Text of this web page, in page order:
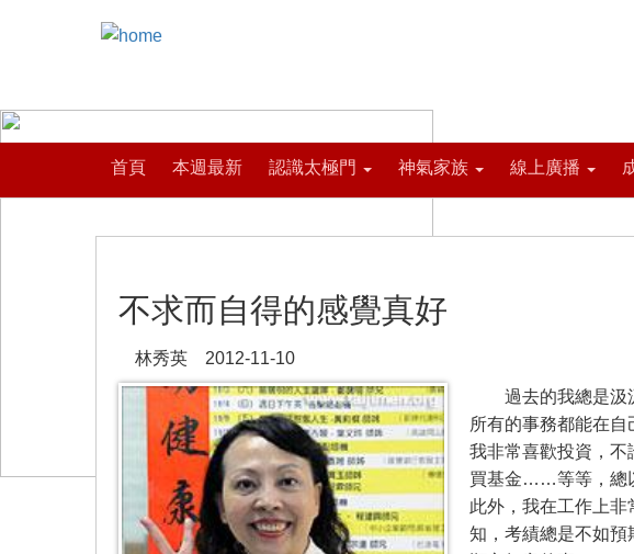
首頁 本週最新 認識太極門 神氣家族 線上廣播
不求而自得的感覺真好
林秀英 2012-11-10
過去的我總是汲汲
所有的事務都能在
我非常喜歡投資，不
買基金……等等，總
此外，我在工作上
知，考績總是不如預